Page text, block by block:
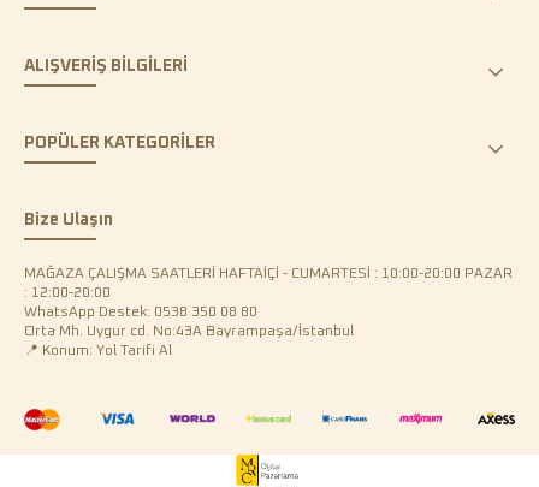
ALIŞVERİŞ BİLGİLERİ
POPÜLER KATEGORİLER
Bize Ulaşın
MAĞAZA ÇALIŞMA SAATLERİ HAFTAİÇİ - CUMARTESİ : 10:00-20:00 PAZAR
: 12:00-20:00
WhatsApp Destek: 0538 350 08 80
Orta Mh. Uygur cd. No:43A Bayrampaşa/İstanbul
📍 Konum: Yol Tarifi Al